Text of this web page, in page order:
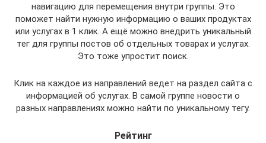
навигацию для перемещения внутри группы. Это
поможет найти нужную информацию о ваших продуктах
или услугах в 1 клик. А ещё можно внедрить уникальный
тег для группы постов об отдельных товарах и услугах.
Это тоже упростит поиск.
Клик на каждое из направлений ведет на раздел сайта с
информацией об услугах. В самой группе новости о
разных направлениях можно найти по уникальному тегу.
Рейтинг